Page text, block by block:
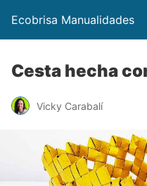
Ecobrisa Manualidades
Cesta hecha
Vicky Carabalí